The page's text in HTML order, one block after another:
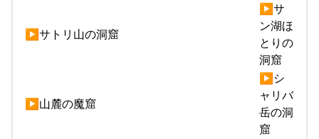
▶サトリ山の洞窟
▶サ
ン湖ほ
とりの
洞窟
▶山麓の魔窟
▶シ
ャリバ
岳の洞
窟